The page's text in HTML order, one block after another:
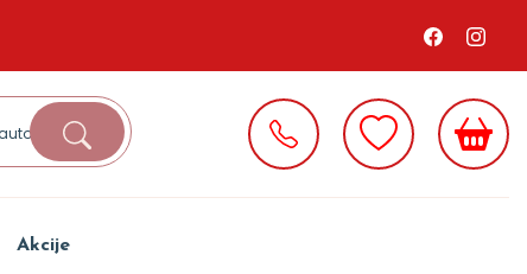
Akcije